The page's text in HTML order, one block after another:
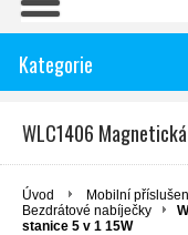
Kategorie
WLC1406
Úvod Mobilní
Bezdrátové nabíječky
stanice 5 v 1 15W